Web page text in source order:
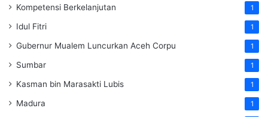
Kompetensi Berkelanjutan 1
Idul Fitri 1
Gubernur Mualem Luncurkan Aceh Corpu 1
Sumbar 1
Kasman bin Marasakti Lubis 1
Madura 1